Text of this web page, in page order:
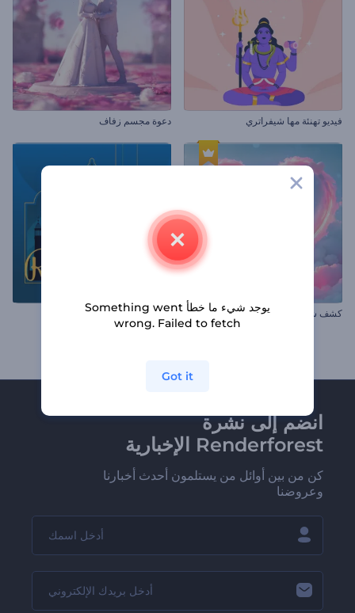
فيديو تهنئة مها شيفراتري دعوة مجسم زفاف
كشف شعار قلوب عيد الحب ريلز رمضان المتحركة
انضم إلى نشرة
Renderforest الإخبارية
كن من بين أوائل من يستلمون أحدث أخبارنا
وعروضنا
يوجد شيء ما خطأ Something went
wrong. Failed to fetch
Got it